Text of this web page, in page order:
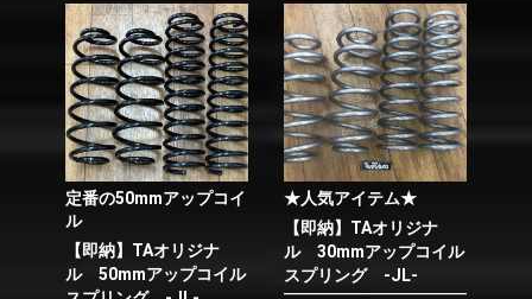
定番の50mmアップコイ
ル
【即納】TAオリジナ
ル 50mmアップコイル
★人気アイテム★
【即納】TAオリジナ
ル 30mmアップコイル
スプリング -JL-